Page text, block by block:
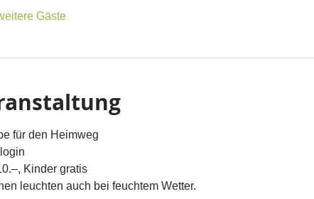
Gäste
für den Heimweg
Kinder gratis
leuchten auch bei feuchtem Wetter.